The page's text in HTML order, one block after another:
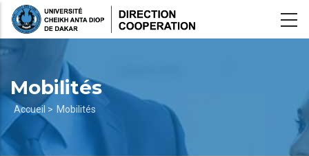
Aller
Mobilités
Fil
d'Ariane
Accueil > Mobilités